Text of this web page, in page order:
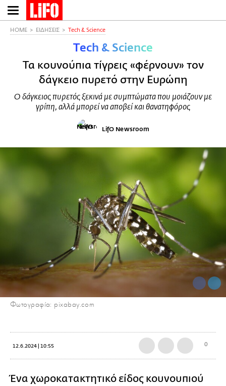
Παράκαμψη
προς
HOME ΕΙΔΗΣΕΙΣ Τech & Science
Τech & Science
Τα κουνούπια τίγρεις «φέρνουν» τον
δάγκειο πυρετό στην Ευρώπη
Ο δάγκειος πυρετός ξεκινά με συμπτώματα που μοιάζουν με
γρίπη, αλλά μπορεί να αποβεί και θανατηφόρος
LifO Newsroom
Φωτογραφία: pixabay.com
12.6.2024 | 10:55 0
Ένα χωροκατακτητικό είδος κουνουπιού